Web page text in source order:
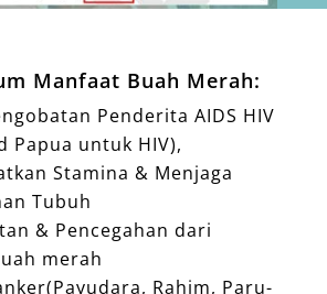
Manfaat Buah Merah:
Penderita AIDS HIV
Papua untuk HIV),
Stamina & Menjaga
Tubuh
& Pencegahan dari
merah
Rahim, Paru-